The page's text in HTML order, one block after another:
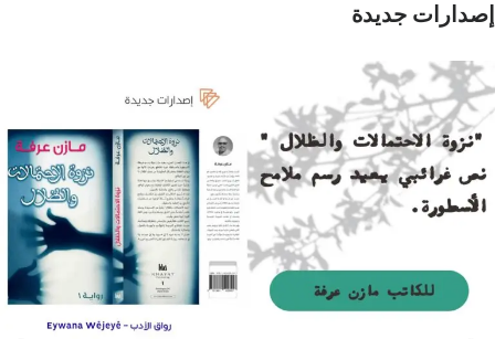
إصدارات جديدة